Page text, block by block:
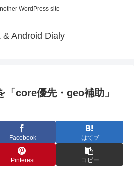
WordPress site
& Android Dialy
「core優先・geo補助」
Facebook はてブ
Pinterest コピー